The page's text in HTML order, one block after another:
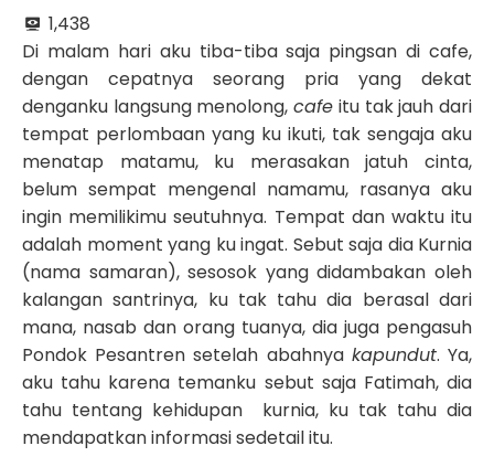
1,438
Di malam hari aku tiba-tiba saja pingsan di cafe,
dengan cepatnya seorang pria yang dekat
denganku langsung menolong,cafe itu tak jauh dari
tempat perlombaan yang ku ikuti, tak sengaja aku
menatap matamu, ku merasakan jatuh cinta,
belum sempat mengenal namamu, rasanya aku
ingin memilikimu seutuhnya. Tempat dan waktu itu
adalah moment yang ku ingat. Sebut saja dia Kurnia
(nama samaran), sesosok yang didambakan oleh
kalangan santrinya, ku tak tahu dia berasal dari
mana, nasab dan orang tuanya, dia juga pengasuh
Pondok Pesantren setelah abahnya kapundut. Ya,
aku tahu karena temanku sebut saja Fatimah, dia
tahu tentang kehidupan kurnia, ku tak tahu dia
mendapatkan informasi sedetail itu.